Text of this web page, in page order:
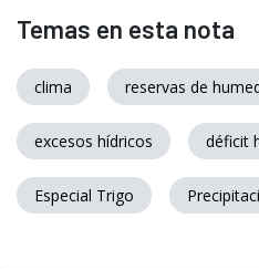
Temas en esta nota
clima reservas de
excesos hídricos déficit
Especial Trigo